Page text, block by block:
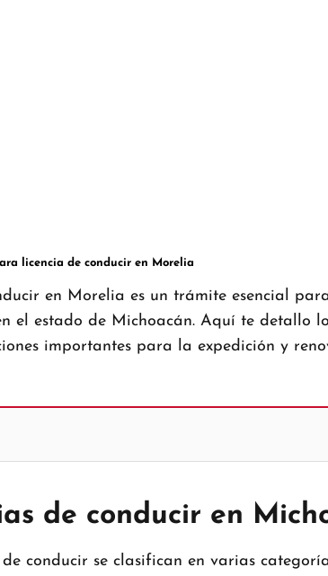
licencia de conducir en Morelia
en Morelia es un trámite esencial
el estado de Michoacán. Aquí te detallo
importantes para la expedición y
de conducir en
conducir se clasifican en varias